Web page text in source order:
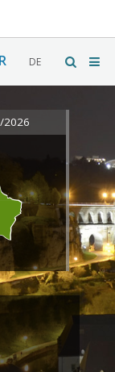
DE
2026